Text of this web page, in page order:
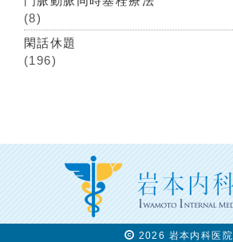
(8)
閑話休題
(196)
2026 岩本内科医院